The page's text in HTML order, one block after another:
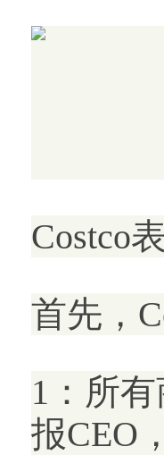
Costco
首先，
1：所
报CEO